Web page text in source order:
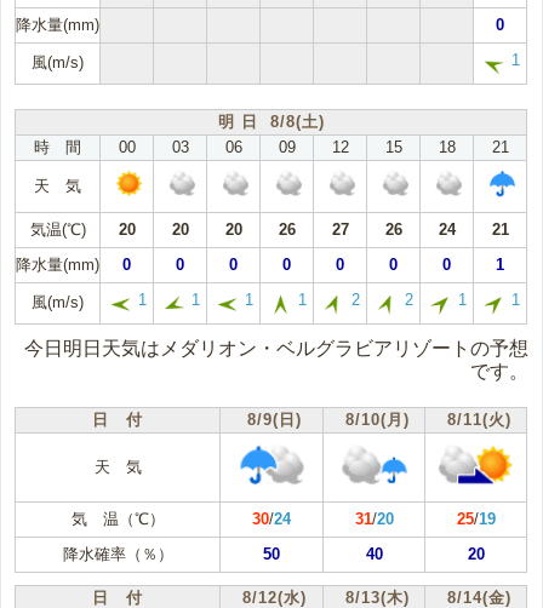
降水量(mm)
0
風(m/s) 1
明 日 8/8(土)
時 間
00 03 06 09 12 15 18 21
天 気
気温(℃) 20 20 20 26 27 26 24
21
降水量(mm)
0 0 0 0 0 0 0 1
風(m/s) 1 1 1 1 2 2 1 1
今日明日天気はメダリオン・ベルグラビアリゾートの予想
です。
日 付 8/9(日) 8/10(月) 8/11(火)
天 気
気 温（℃） 30/24 31/20 25/19
降水確率（％）
50 40 20
日 付 8/12(水) 8/13(木) 8/14(金)